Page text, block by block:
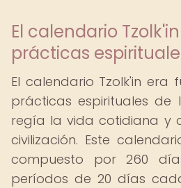
El calendario
prácticas
El calendario Tzolk'in era
prácticas espirituales de
regía la vida cotidiana y
civilización. Este
compuesto por 260
períodos de 20 días